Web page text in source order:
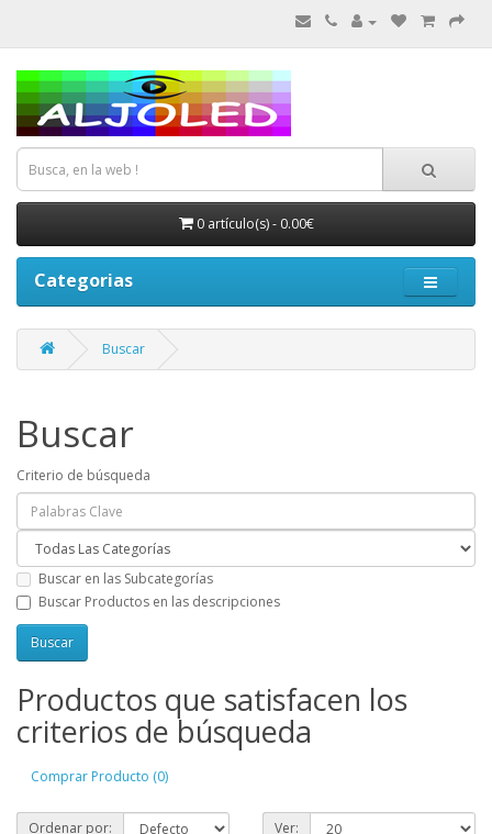
0 artículo(s) - 0.00€
Categorias
Buscar
Buscar
Criterio de búsqueda
Buscar en las Subcategorías
Buscar Productos en las descripciones
Productos que satisfacen los
criterios de búsqueda
Comprar Producto (0)
Ordenar por: Ver: